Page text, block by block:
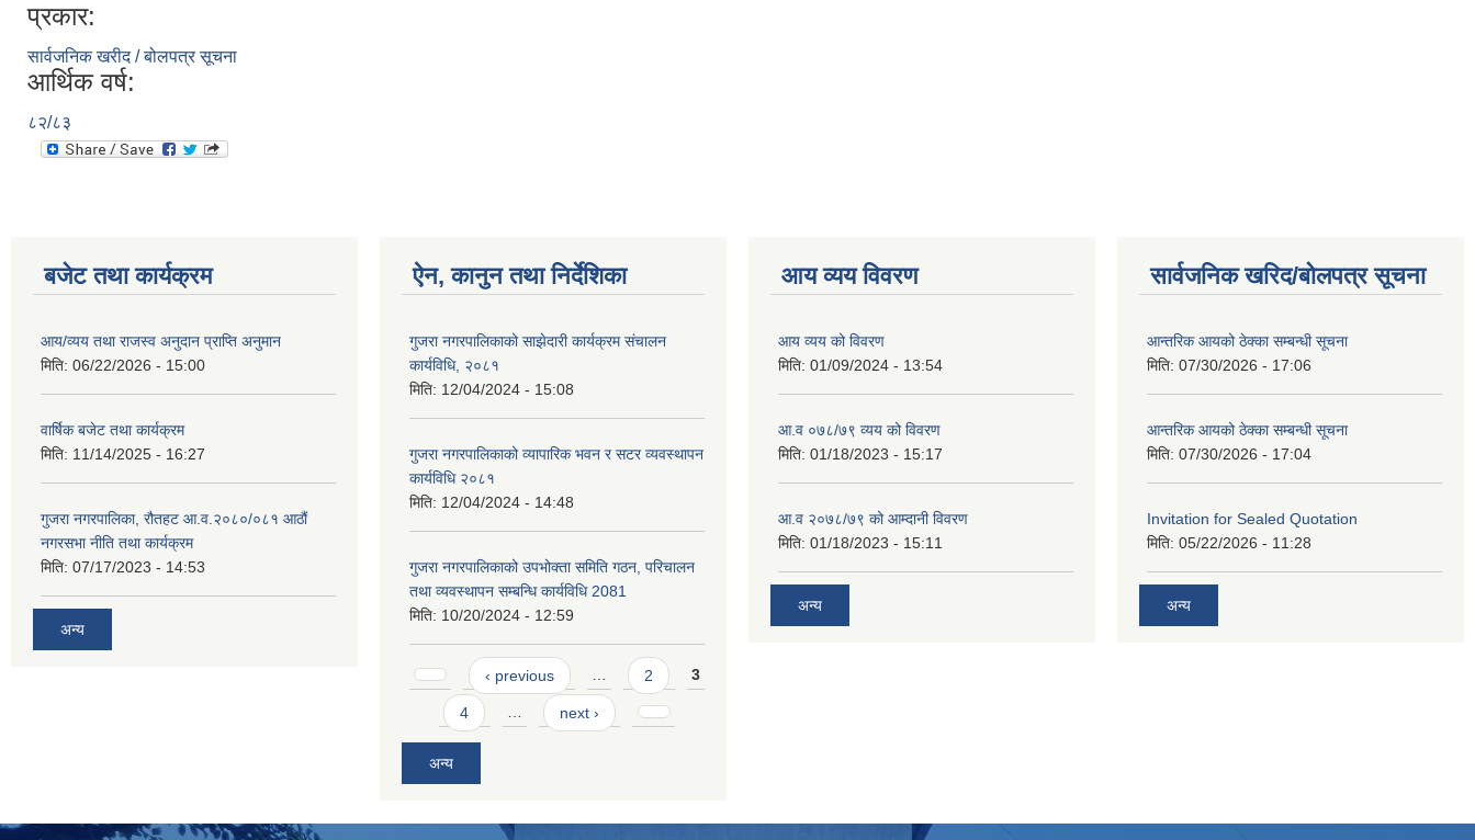
प्रकार:
सार्वजनिक खरीद / बोलपत्र सूचना
आर्थिक वर्ष:
८२/८३
बजेट तथा कार्यक्रम
आय/व्यय तथा राजस्व अनुदान प्राप्ति अनुमान
मिति: 06/22/2026 - 15:00
वार्षिक बजेट तथा कार्यक्रम
मिति: 11/14/2025 - 16:27
गुजरा नगरपालिका, रौतहट आ.व.२०८०/०८१ आठौं
नगरसभा नीति तथा कार्यक्रम
मिति: 07/17/2023 - 14:53
अन्य
ऐन, कानुन तथा निर्देशिका
गुजरा नगरपालिकाको साझेदारी कार्यक्रम संचालन
कार्यविधि, २०८१
मिति: 12/04/2024 - 15:08
गुजरा नगरपालिकाको व्यापारिक भवन र सटर व्यवस्थापन
कार्यविधि २०८१
मिति: 12/04/2024 - 14:48
गुजरा नगरपालिकाको उपभोक्ता समिति गठन, परिचालन
तथा व्यवस्थापन सम्बन्धि कार्यविधि 2081
मिति: 10/20/2024 - 12:59
Pages‹ previous … 2 3
4 … next ›
अन्य
आय व्यय विवरण
आय व्यय को विवरण
मिति: 01/09/2024 - 13:54
आ.व ०७८/७९ व्यय को विवरण
मिति: 01/18/2023 - 15:17
आ.व २०७८/७९ को आम्दानी विवरण
मिति: 01/18/2023 - 15:11
अन्य
सार्वजनिक खरिद/बोलपत्र सूचना
आन्तरिक आयको ठेक्का सम्बन्धी सूचना
मिति: 07/30/2026 - 17:06
आन्तरिक आयको ठेक्का सम्बन्धी सूचना
मिति: 07/30/2026 - 17:04
Invitation for Sealed Quotation
मिति: 05/22/2026 - 11:28
अन्य